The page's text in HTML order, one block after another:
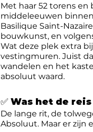
Met haar 52 torens
middeleeuwen
Basilique Saint-
bouwkunst, en
Wat deze plek extra
vestingmuren. Juist
wandelen en het
absoluut waard.
✅ Was het de
De lange rit, de
Absoluut. Maar er zijn